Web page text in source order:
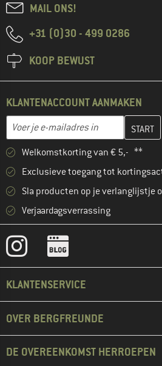
MAIL ONS!
+31 (0)30 - 499 0286
KOOP BEWUST
KLANTENACCOUNT AANMAKEN
E-mailadres
Vul je e-mailadres hier in en maak in
Welkomstkorting van € 5,- **
Exclusieve toegang tot
Sla producten op je verlanglijstje
Verjaardagsverrassing
KLANTENSERVICE
OVER BERGFREUNDE
DE OVEREENKOMST HERROEPEN